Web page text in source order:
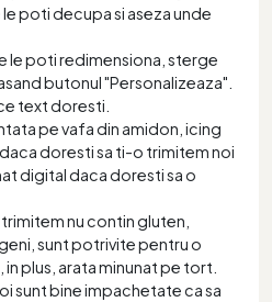
poti decupa si aseza unde
le poti redimensiona, sterge
butonul "Personalizeaza".
text doresti.
pe vafa din amidon, icing
doresti sa ti-o trimitem noi
digital daca doresti sa o
nu contin gluten,
sunt potrivite pentru o
plus, arata minunat pe tort.
sunt bine impachetate ca sa